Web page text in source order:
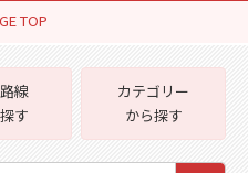
TOP
線
す
カテゴリー
から探す